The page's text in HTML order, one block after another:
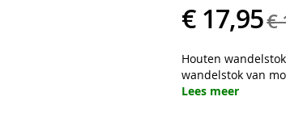
€ 17,95€
Houten
wandelstok van
Lees meer